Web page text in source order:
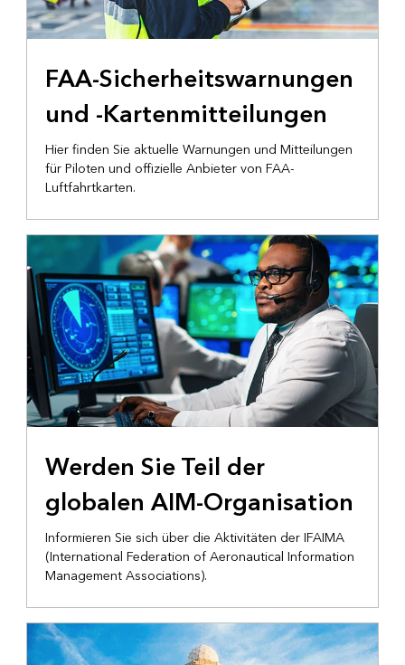
FAA-Sicherheitswarnungen
und -Kartenmitteilungen
Hier finden Sie aktuelle Warnungen und Mitteilungen
für Piloten und offizielle Anbieter von FAA-
Luftfahrtkarten.
Werden Sie Teil der
globalen AIM-Organisation
Informieren Sie sich über die Aktivitäten der IFAIMA
(International Federation of Aeronautical Information
Management Associations).